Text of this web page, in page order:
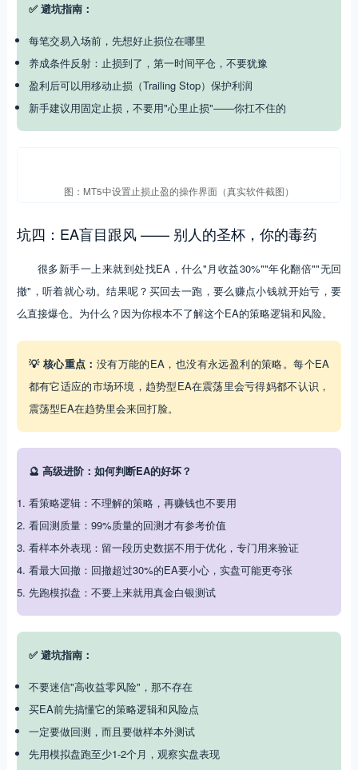
✅ 避坑指南：
每笔交易入场前，先想好止损位在哪里
养成条件反射：止损到了，第一时间平仓，不要犹豫
盈利后可以用移动止损（Trailing Stop）保护利润
新手建议用固定止损，不要用"心里止损"——你扛不住的
图：MT5中设置止损止盈的操作界面（真实软件截图）
坑四：EA盲目跟风 —— 别人的圣杯，你的毒药
很多新手一上来就到处找EA，什么"月收益30%""年化翻倍""无回
撤"，听着就心动。结果呢？买回去一跑，要么赚点小钱就开始亏，要
么直接爆仓。为什么？因为你根本不了解这个EA的策略逻辑和风险。
💡 核心重点： 没有万能的EA，也没有永远盈利的策略。每个EA
都有它适应的市场环境，趋势型EA在震荡里会亏得妈都不认识，
震荡型EA在趋势里会来回打脸。
🔮 高级进阶：如何判断EA的好坏？
看策略逻辑：不理解的策略，再赚钱也不要用
看回测质量：99%质量的回测才有参考价值
看样本外表现：留一段历史数据不用于优化，专门用来验证
看最大回撤：回撤超过30%的EA要小心，实盘可能更夸张
先跑模拟盘：不要上来就用真金白银测试
✅ 避坑指南：
不要迷信"高收益零风险"，那不存在
买EA前先搞懂它的策略逻辑和风险点
一定要做回测，而且要做样本外测试
先用模拟盘跑至少1-2个月，观察实盘表现